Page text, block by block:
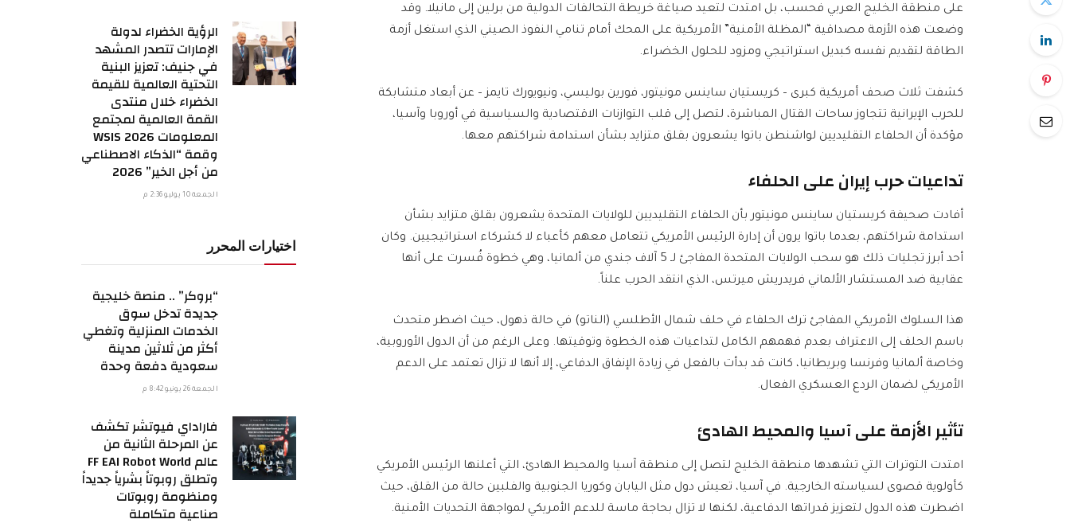
على منطقة الخليج العربي فحسب، بل امتدت لتعيد صياغة خريطة التحالفات الدولية من برلين إلى مانيلا. وقد
وضعت هذه الأزمة مصداقية “المظلة الأمنية” الأمريكية على المحك أمام تنامي النفوذ الصيني الذي استغل أزمة
الطاقة لتقديم نفسه كبديل استراتيجي ومزود للحلول الخضراء.
كشفت ثلاث صحف أمريكية كبرى – كريستيان ساينس مونيتور، فورين بوليسي، ونيويورك تايمز – عن أبعاد متشابكة
للحرب الإيرانية تتجاوز ساحات القتال المباشرة، لتصل إلى قلب التوازنات الاقتصادية والسياسية في أوروبا وآسيا،
مؤكدة أن الحلفاء التقليديين لواشنطن باتوا يشعرون بقلق متزايد بشأن استدامة شراكتهم معها.
تداعيات حرب إيران على الحلفاء
أفادت صحيفة كريستيان ساينس مونيتور بأن الحلفاء التقليديين للولايات المتحدة يشعرون بقلق متزايد بشأن
استدامة شراكتهم، بعدما باتوا يرون أن إدارة الرئيس الأمريكي تتعامل معهم كأعباء لا كشركاء استراتيجيين. وكان
أحد أبرز تجليات ذلك هو سحب الولايات المتحدة المفاجئ لـ 5 آلاف جندي من ألمانيا، وهي خطوة فُسرت على أنها
عقابية ضد المستشار الألماني فريدريش ميرتس، الذي انتقد الحرب علناً.
هذا السلوك الأمريكي المفاجئ ترك الحلفاء في حلف شمال الأطلسي (الناتو) في حالة ذهول، حيث اضطر متحدث
باسم الحلف إلى الاعتراف بعدم فهمهم الكامل لتداعيات هذه الخطوة وتوقيتها. وعلى الرغم من أن الدول الأوروبية،
وخاصة ألمانيا وفرنسا وبريطانيا، كانت قد بدأت بالفعل في زيادة الإنفاق الدفاعي، إلا أنها لا تزال تعتمد على الدعم
الأمريكي لضمان الردع العسكري الفعال.
تأثير الأزمة على آسيا والمحيط الهادئ
امتدت التوترات التي تشهدها منطقة الخليج لتصل إلى منطقة آسيا والمحيط الهادئ، التي أعلنها الرئيس الأمريكي
كأولوية قصوى لسياسته الخارجية. في آسيا، تعيش دول مثل اليابان وكوريا الجنوبية والفلبين حالة من القلق، حيث
اضطرت هذه الدول لتعزيز قدراتها الدفاعية، لكنها لا تزال بحاجة ماسة للدعم الأمريكي لمواجهة التحديات الأمنية.
الرؤية الخضراء لدولة
الإمارات تتصدر المشهد
في جنيف: تعزيز البنية
التحتية العالمية للقيمة
الخضراء خلال منتدى
القمة العالمية لمجتمع
المعلومات WSIS 2026
وقمة “الذكاء الاصطناعي
من أجل الخير” 2026
الجمعة 10 يوليو 2:36 م
اختيارات المحرر
“بروكر” .. منصة خليجية
جديدة تدخل سوق
الخدمات المنزلية وتغطي
أكثر من ثلاثين مدينة
سعودية دفعة وحدة
الجمعة 26 يونيو 8:42 م
فاراداي فيوتشر تكشف
عن المرحلة الثانية من
عالم FF EAI Robot World
وتطلق روبوتاً بشرياً جديداً
ومنظومة روبوتات
صناعية متكاملة